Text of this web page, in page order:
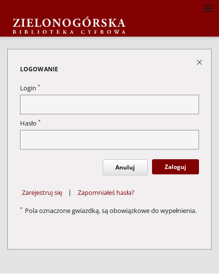
LOGOWANIE
Login *
Hasło *
Anuluj Zaloguj
Zarejestruj się | Zapomniałeś hasła?
* Pola oznaczone gwiazdką, są obowiązkowe do wypełnienia.